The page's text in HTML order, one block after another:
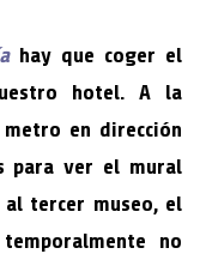
hay que coger el
hotel. A la
en dirección
para ver el mural
al tercer museo, el
no